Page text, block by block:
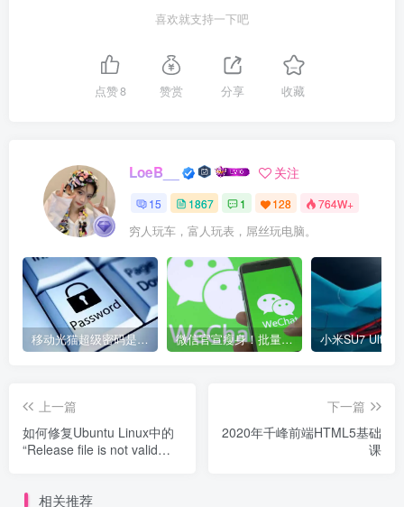
喜欢就支持一下吧
点赞8 赞赏 分享 收藏
LoeB__ 关注
15 1867 1 128 764W+
穷人玩车，富人玩表，屌丝玩电脑。
移动光猫超级密码是多少？移动光猫超级管理员后台账号与密码 微信官宣瘦身！批量清理原图新功能来了 安卓、iOS均可使用
上一篇
如何修复Ubuntu Linux中的
“Release file is not valid
下一篇
2020年千峰前端HTML5基础
课
相关推荐